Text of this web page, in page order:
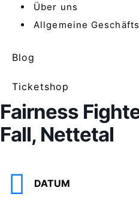
Über uns
Allgemeine
Blog
Ticketshop
Fairness
Fall, Nettetal
DATUM